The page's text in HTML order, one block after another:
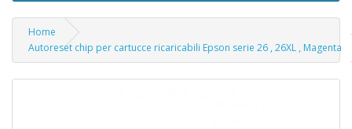
Home
Autoreset chip per cartucce ricaricabili Epson serie 26 , 26XL , Magenta